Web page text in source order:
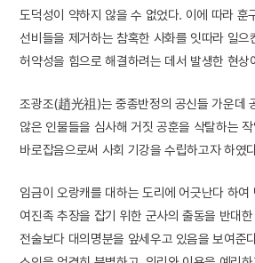
도덕성이 약하지 않을 수 없었다. 이에 따라 훈
선비들을 제거하는 참혹한 사화를 잇따라 일으
허약성을 힘으로 해결하려는 데서 발생한 현상
조광조(趙光祖)는 중종반정의 공신들 가운데
않은 인물들을 심사해 거짓 공훈을 삭탈하는
바로잡음으로써 사회 기강을 수립하고자 하였
임금이 오랑캐를 대하는 도리에 어긋난다 하여
여진족 추장을 잡기 위한 군사의 출동을 반대
전술보다 대의명분을 앞세우고 있음을 보여준